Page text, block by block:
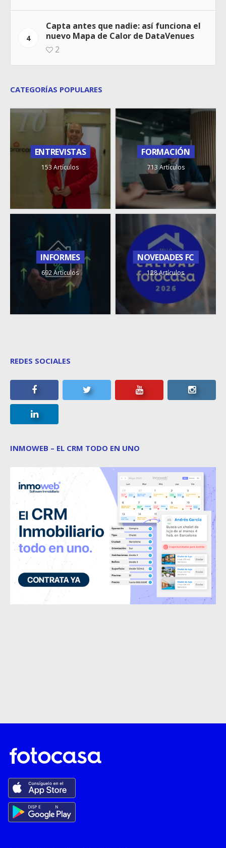
4
Capta antes que nadie: así funciona el
nuevo Mapa de Calor de DataVenues
2
CATEGORÍAS POPULARES
ENTREVISTAS
153 Artículos
FORMACIÓN
713 Artículos
INFORMES
692 Artículos
NOVEDADES FC
128 Artículos
REDES SOCIALES
INMOWEB – EL CRM TODO EN UNO